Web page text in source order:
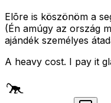
Elõre is köszönöm a
(Én amúgy az ország
ajándék személyes
A heavy cost. I pay it